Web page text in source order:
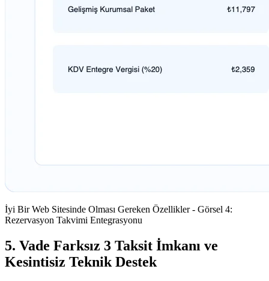
İyi Bir Web Sitesinde Olması Gereken Özellikler - Görsel 4:
Rezervasyon Takvimi Entegrasyonu
5. Vade Farksız 3 Taksit İmkanı ve
Kesintisiz Teknik Destek